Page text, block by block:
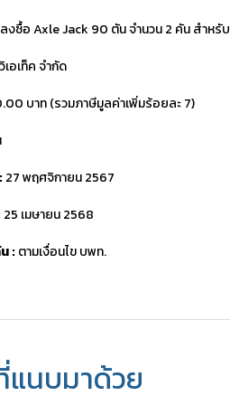
งซื้อ Axle Jack 90 ตัน จำนวน 2 คัน สำหรั
อเท็ค จำกัด
บาท (รวมภาษีมูลค่าเพิ่มร้อยละ 7)
27 พฤศจิกายน 2567
25 เมษายน 2568
: ตามเงื่อนไข บพท.
แนบมาด้วย